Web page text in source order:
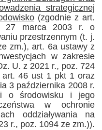
strategicznej
(zgodnie z art.
marca 2003 r. o
przestrzennym (t. j.
zm.), art. 6a ustawy z
w zakresie
U. z 2021 r., poz. 724
46 ust 1 pkt 1 oraz
3 października 2008 r.
o środowisku i jego
w ochronie
oddziaływania na
r., poz. 1094 ze zm.)).